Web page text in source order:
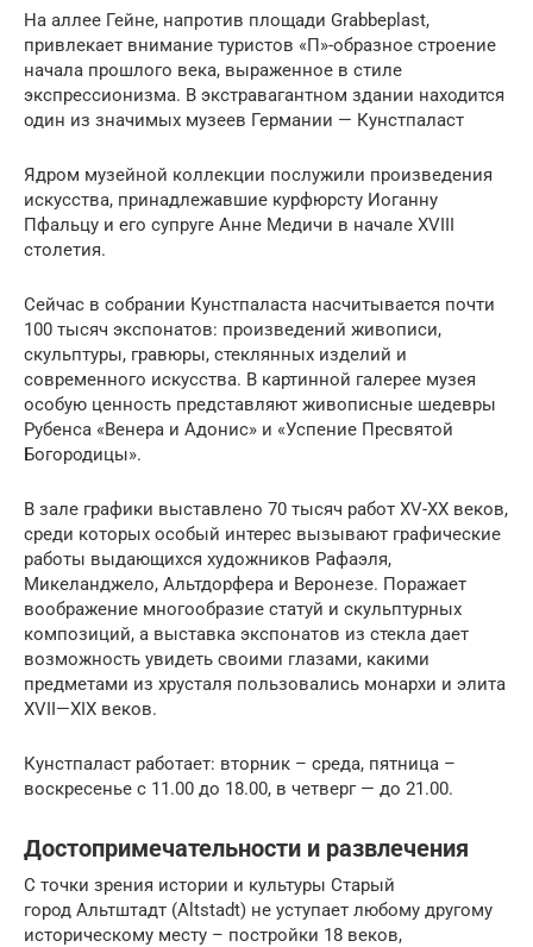
На аллее Гейне, напротив площади Grabbeplast,
привлекает внимание туристов «П»-образное строение
начала прошлого века, выраженное в стиле
экспрессионизма. В экстравагантном здании находится
один из значимых музеев Германии — Кунстпаласт
Ядром музейной коллекции послужили произведения
искусства, принадлежавшие курфюрсту Иоганну
Пфальцу и его супруге Анне Медичи в начале XVIII
столетия.
Сейчас в собрании Кунстпаласта насчитывается почти
100 тысяч экспонатов: произведений живописи,
скульптуры, гравюры, стеклянных изделий и
современного искусства. В картинной галерее музея
особую ценность представляют живописные шедевры
Рубенса «Венера и Адонис» и «Успение Пресвятой
Богородицы».
В зале графики выставлено 70 тысяч работ XV-ХХ веков,
среди которых особый интерес вызывают графические
работы выдающихся художников Рафаэля,
Микеланджело, Альтдорфера и Веронезе. Поражает
воображение многообразие статуй и скульптурных
композиций, а выставка экспонатов из стекла дает
возможность увидеть своими глазами, какими
предметами из хрусталя пользовались монархи и элита
XVII—XIX веков.
Кунстпаласт работает: вторник – среда, пятница –
воскресенье с 11.00 до 18.00, в четверг — до 21.00.
Достопримечательности и развлечения
С точки зрения истории и культуры Старый
город Альтштадт (Altstadt) не уступает любому другому
историческому месту – постройки 18 веков,